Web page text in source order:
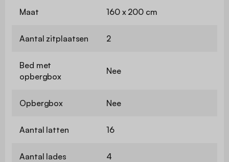
Maat 160 x 200 cm
Aantal zitplaatsen 2
Bed met
opbergbox
Nee
Opbergbox Nee
Aantal latten 16
Aantal lades 4